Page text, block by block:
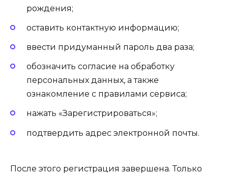
рождения;
оставить контактную информацию;
ввести придуманный пароль два раза;
обозначить согласие на обработку
персональных данных, а также
ознакомление с правилами сервиса;
нажать «Зарегистрироваться»;
подтвердить адрес электронной почты.
После этого регистрация завершена. Только